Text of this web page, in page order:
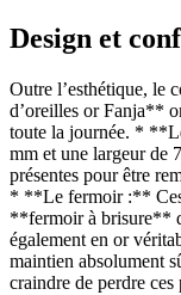
Design et
Outre l’esthétique, le
d’oreilles or Fanja**
toute la journée. *
mm et une largeur de
présentes pour être
* **Le fermoir :** Ces
**fermoir à brisure**
également en or
maintien absolument
craindre de perdre ces